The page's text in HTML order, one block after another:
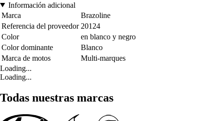
Información adicional
Marca
Brazoline
Referencia del proveedor 20124
Color
en blanco y negro
Color dominante
Blanco
Marca de motos
Multi-marques
Loading...
Loading...
Todas nuestras marcas